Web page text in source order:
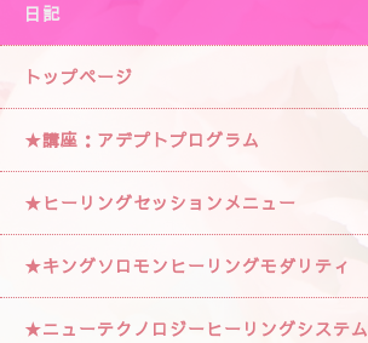
日記
トップページ
★講座：アデプトプログラム
★ヒーリングセッションメニュー
★キングソロモンヒーリングモダリティ
★ニューテクノロジーヒーリングシステム